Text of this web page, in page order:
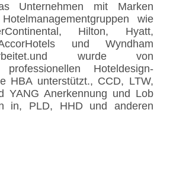
Unternehmen mit Marken
wie
Hilton, Hyatt,
und Wyndham
wurde von
professionellen Hoteldesign-
HBA unterstützt., CCD, LTW,
YANG Anerkennung und Lob
in, PLD, HHD und anderen